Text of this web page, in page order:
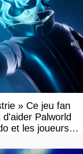
» Ce jeu fan
Palworld
et les joueurs